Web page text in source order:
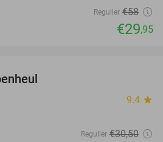
Regulier €58
€29,95
9.4 star
Regulier €30,50